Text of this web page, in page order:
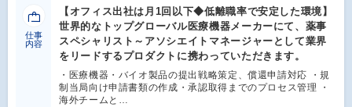
仕事
内容
【オフィス出社は月1回以下◆低離職率で安定した環境】
世界的なトップグローバル医療機器メーカーにて、薬事
スペシャリスト～アソシエイトマネージャーとして業界
をリードするプロダクトに携わっていただきます。
・医療機器・バイオ製品の提出戦略策定、償還申請対応 ・規
制当局向け申請書類の作成・承認取得までのプロセス管理 ・
海外チームと…